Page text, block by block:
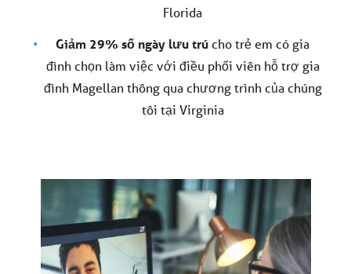
Florida
Giảm 29% số ngày lưu trúcho trẻ em có gia
đình chọn làm việc với điều phối viên hỗ trợ gia
đình Magellan thông qua chương trình của chúng
tôi tại Virginia